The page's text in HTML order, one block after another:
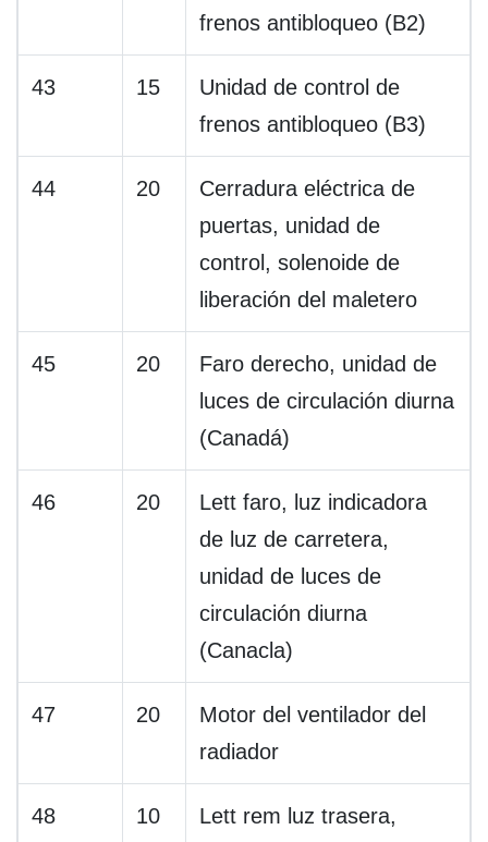
frenos antibloqueo (B2)
43 15
Unidad de control de
frenos antibloqueo (B3)
44 20
Cerradura eléctrica de
puertas, unidad de
control, solenoide de
liberación del maletero
45 20
Faro derecho, unidad de
luces de circulación diurna
(Canadá)
46 20
Lett faro, luz indicadora
de luz de carretera,
unidad de luces de
circulación diurna
(Canacla)
47 20
Motor del ventilador del
radiador
48 10
Lett rem luz trasera,